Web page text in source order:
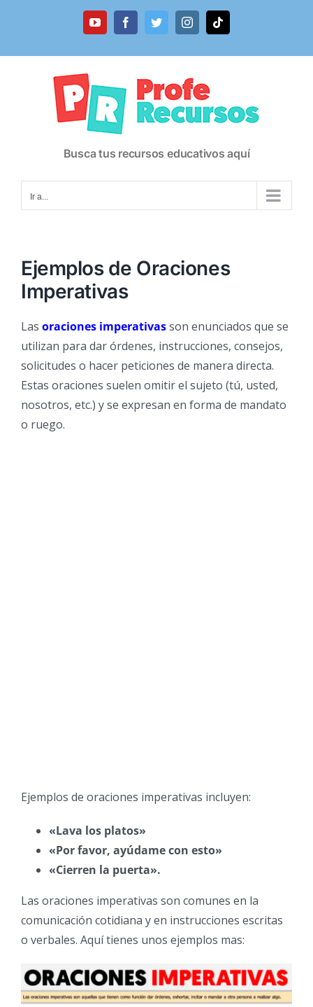
YouTubeFacebookTwitterInstagramTiktok
Busca tus recursos educativos aquí
Ir a...
Ejemplos de Oraciones
Imperativas
Las oraciones imperativasson enunciados que se
utilizan para dar órdenes, instrucciones, consejos,
solicitudes o hacer peticiones de manera directa.
Estas oraciones suelen omitir el sujeto (tú, usted,
nosotros, etc.) y se expresan en forma de mandato
o ruego.
Ejemplos de oraciones imperativas incluyen:
«Lava los platos»
«Por favor, ayúdame con esto»
«Cierren la puerta».
Las oraciones imperativas son comunes en la
comunicación cotidiana y en instrucciones escritas
o verbales. Aquí tienes unos ejemplos mas: